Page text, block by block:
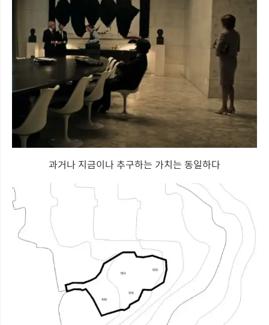
과거나 지금이나 추구하는 가치는 동일하다